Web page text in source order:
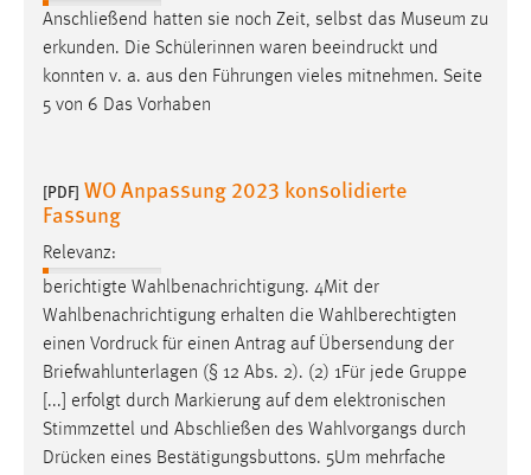
Anschließend hatten sie noch Zeit, selbst das Museum zu
erkunden. Die Schülerinnen waren beeindruckt und
konnten v. a. aus den Führungen vieles mitnehmen. Seite
5 von 6 Das Vorhaben
[PDF] WO Anpassung 2023 konsolidierte
Fassung
Relevanz:
berichtigte Wahlbenachrichtigung. 4Mit der
Wahlbenachrichtigung erhalten die Wahlberechtigten
einen Vordruck für einen Antrag auf Übersendung der
Briefwahlunterlagen (§ 12 Abs. 2). (2) 1Für jede Gruppe
[...] erfolgt durch Markierung auf dem elektronischen
Stimmzettel und Abschließen des Wahlvorgangs durch
Drücken eines Bestätigungsbuttons. 5Um mehrfache
Marketing Cookies werden von Drittanbietern
verwendet, um personalisierte Werbung anzuzeigen.
Sie tun dies, indem sie Besucher über Websites
hinweg verfolgen.
Name:
Anbieter:
Google Ireland Limited
Zweck:
Conversion-Tracking
Cookie Laufzeit:
3 Monate